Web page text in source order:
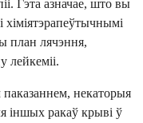
Гэта азначае, што вы
хіміятэрапеўтычнымі
план лячэння,
лейкеміі.
некаторыя
іншых ракаў крыві ў